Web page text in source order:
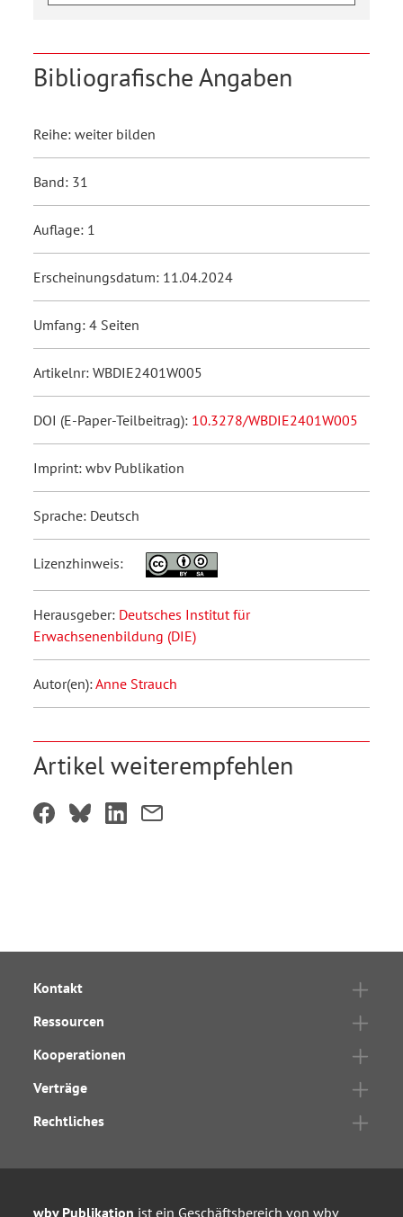
Bibliografische Angaben
Reihe: weiter bilden
Band: 31
Auflage: 1
Erscheinungsdatum: 11.04.2024
Umfang: 4 Seiten
Artikelnr: WBDIE2401W005
DOI (E-Paper-Teilbeitrag): 10.3278/WBDIE2401W005
Imprint: wbv Publikation
Sprache: Deutsch
Lizenzhinweis:
Herausgeber: Deutsches Institut für
Erwachsenenbildung (DIE)
Autor(en):Anne Strauch
Artikel weiterempfehlen
Kontakt
Ressourcen
Kooperationen
Verträge
Rechtliches
wbv Publikation ist ein Geschäftsbereich von wbv